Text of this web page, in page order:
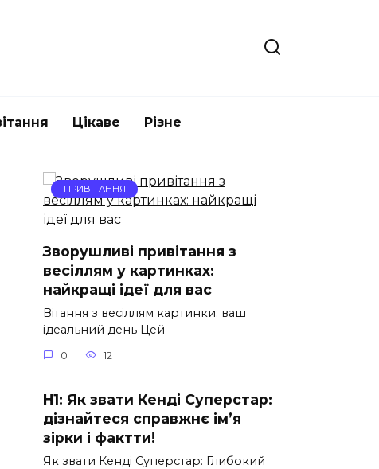
Цікаве Різне
ПРИВІТАННЯ
Зворушливі привітання з
весіллям у картинках:
найкращі ідеї для вас
Вітання з весіллям картинки: ваш
ідеальний день Цей
0 12
H1: Як звати Кенді Суперстар:
дізнайтеся справжнє ім’я
зірки і фактти!
Як звати Кенді Суперстар: Глибокий